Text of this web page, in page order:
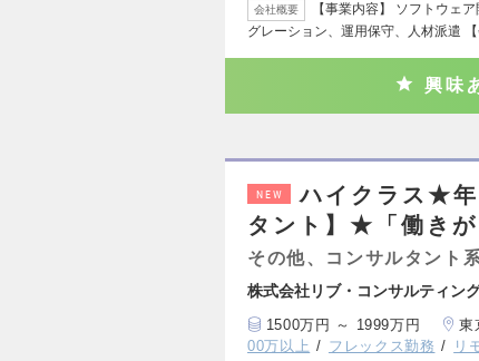
会社概要
【事業内容】 ソフトウェ
グレーション、運用保守、人材派遣
興味
NEW
ハイクラス★
タント】★「働き
その他、コンサルタント
株式会社リブ・コンサルティン
1500万円 ～ 1999万円 東
00万以上
フレックス勤務 リ